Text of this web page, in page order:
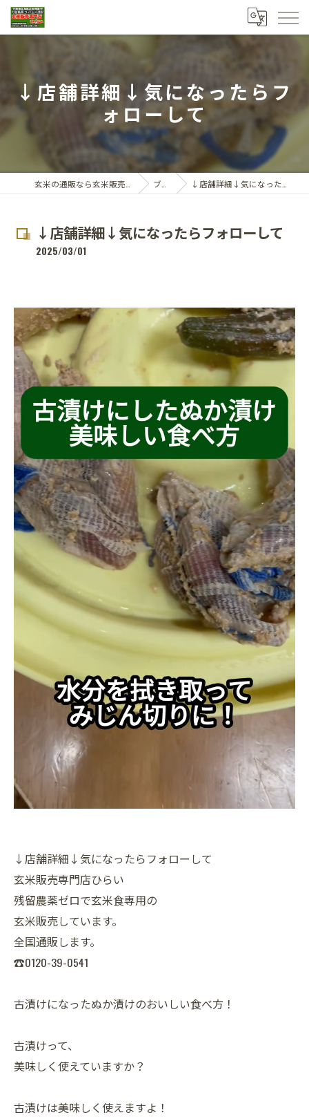
↓店舗詳細↓気になったらフ
ォローして
ブログ ↓店舗詳細↓気になったらフォローして
↓店舗詳細↓気になったらフォローして
2025/03/01
↓店舗詳細↓気になったらフォローして
玄米販売専門店ひらい
残留農薬ゼロで玄米食専用の
玄米販売しています。
全国通販します。
☎0120-39-0541
古漬けになったぬか漬けのおいしい食べ方！
古漬けって、
美味しく使えていますか？
古漬けは美味しく使えますよ！